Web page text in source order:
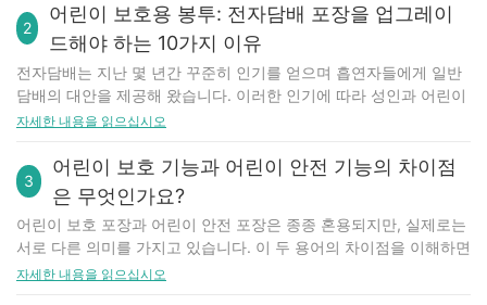
공예를 좋아하고 시가 상자를 업사이클링하는 데 도전해보고 싶다
면, 이 글이 도움이 될 것입니다! 이 10분 가이드에서는 시가 상자를
활용한 재미있고 간단한 DIY 프로젝트 몇 가지를 소개합니다. 자, 시
작해 볼까요!
특별한 보석함
평범한 시가 상자를 멋진 보석함으로 변신시켜 화장대에 놓아보세
품 등 필요한 재료를 준비하세요. 시작하기 전에 시가 상자를 깨끗이
닦고 라벨이나 스티커를 모두 제거하세요. 상자를 단색으로 칠하거
나, 패턴이나 디자인으로 창의력을 발휘해 보세요. 페인트가 마르면
안쪽에 장식용 종이를 붙이고, 골판지나 스티로폼을 넣어 칸을 만드
세요. 마지막으로 구슬, 리본, 또는 작은 장식품으로 상자를 꾸며 나
만의 개성을 더해 보세요. 이제 직접 만든 보석함에 좋아하는 보석들
2
어린이 보호용 봉투: 전자담배 포장을 업그레이
드해야 하는 10가지 이유
전자담배는 지난 몇 년간 꾸준히 인기를 얻으며 흡연자들에게 일반
담배의 대안을 제공해 왔습니다. 이러한 인기에 따라 성인과 어린이
모두의 안전을 보장하기 위한 적절한 포장의 필요성도 대두되었습
있기 때문에 전자담배 포장을 개선하는 데 필수적인 요소입니다. 이
글에서는 전자담배 포장을 어린이 보호용 봉투로 교체해야 하는 10
가지 주요 이유를 살펴보겠습니다.
실수로 삼키는 것을 방지하세요
전자담배를 어린이 보호용 봉투에 넣어 보관해야 하는 가장 중요한
이유 중 하나는 어린아이들이 실수로 삼키는 것을 방지하기 위해서
자세한 내용을 읽으십시오
3
어린이 보호 기능과 어린이 안전 기능의 차이점
은 무엇인가요?
어린이 보호 포장과 어린이 안전 포장은 종종 혼용되지만, 실제로는
서로 다른 의미를 가지고 있습니다. 이 두 용어의 차이점을 이해하면
소비자는 유해 물질로부터 어린이를 안전하게 보호하는 데 있어 현
자세한 내용을 읽으십시오